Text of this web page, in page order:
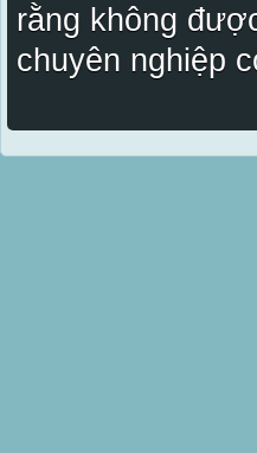
rằng không
chuyên nghiệp